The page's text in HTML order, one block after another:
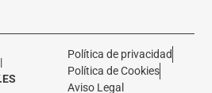
Política de privacidad
Política de Cookies
Aviso Legal